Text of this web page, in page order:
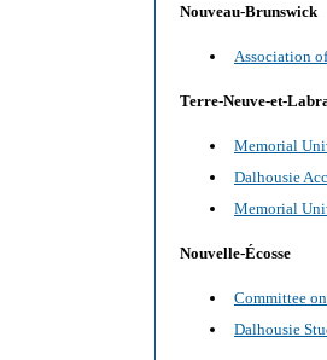
Nouveau-Brunswick
Association
Terre-Neuve-et-
Memorial
Dalhousie
Memorial
Nouvelle-Écosse
Committee
Dalhousie